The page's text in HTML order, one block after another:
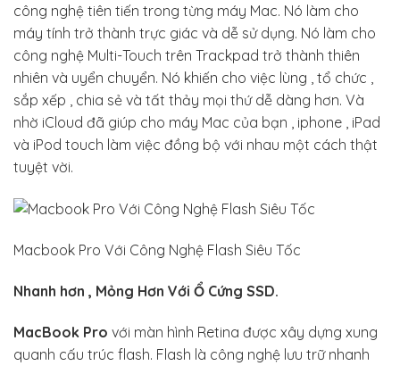
công nghệ tiên tiến trong từng máy Mac. Nó làm cho
máy tính trở thành trực giác và dễ sử dụng. Nó làm cho
công nghệ Multi-Touch trên Trackpad trở thành thiên
nhiên và uyển chuyển. Nó khiến cho việc lùng , tổ chức ,
sắp xếp , chia sẻ và tất thảy mọi thứ dễ dàng hơn. Và
nhờ iCloud đã giúp cho máy Mac của bạn , iphone , iPad
và iPod touch làm việc đồng bộ với nhau một cách thật
tuyệt vời.
Macbook Pro Với Công Nghệ Flash Siêu Tốc
Nhanh hơn , Mỏng Hơn Với Ổ Cứng SSD.
MacBook Pro với màn hình Retina được xây dựng xung
quanh cấu trúc flash. Flash là công nghệ lưu trữ nhanh